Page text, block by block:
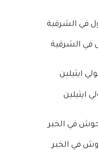
الشرقية
ايثيلين
في الخبر